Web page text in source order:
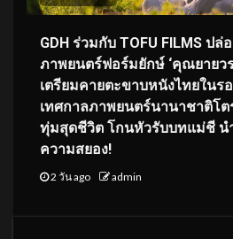
GDH ร่วมกับ TOFU FILMS ปล่
ภาพยนตร์ฟอร์มยักษ์ ‘คุณยายวร
เตรียมคายตะขาบหนังไทยใน
เทศกาลภาพยนตร์นานาชาติโต
ทุ่มสุดชีวิต โกนหัวรับบทแม่ชี
ความสยอง!
2 วัน ago admin